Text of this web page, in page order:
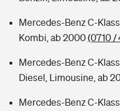
Mercedes-Benz C-
Kombi, ab 2000(0710 /
Mercedes-Benz C-
Diesel, Limousine, ab
Mercedes-Benz C-